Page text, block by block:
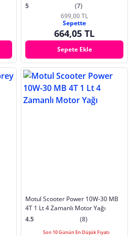
5
(7)
699,00 TL
Sepette
664,05 TL
Sepete Ekle
Motul Scooter Power 10W-30 MB
4T 1 Lt 4 Zamanlı Motor Yağı
4.5
(8)
Son 10 Günün En Düşük Fiyatı